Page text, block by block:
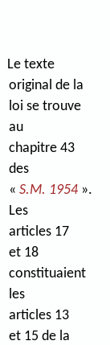
Le texte
original de la
loi se trouve
au
chapitre 43
des
« S.M. 1954».
Les
articles 17
et 18
constituaient
les
articles 13
et 15 de la